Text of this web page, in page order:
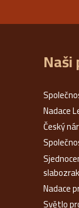
Nadace
Český
Nadace
Světlo